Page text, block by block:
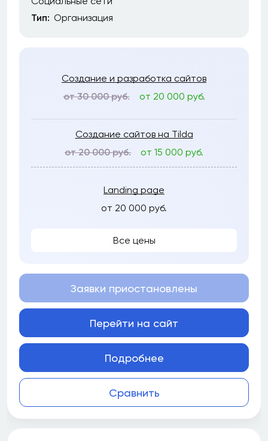
Тип: Организация
Создание и разработка сайтов
от 30 000 руб.
от 20 000 руб.
Создание сайтов на Tilda
от 20 000 руб.
от 15 000 руб.
Landing page
от 20 000 руб.
Все цены
Сравнить
Заявки приостановлены
Перейти на сайт
Подробнее